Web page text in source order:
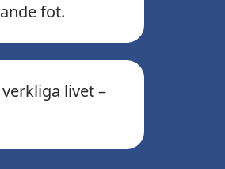
fot.
livet –